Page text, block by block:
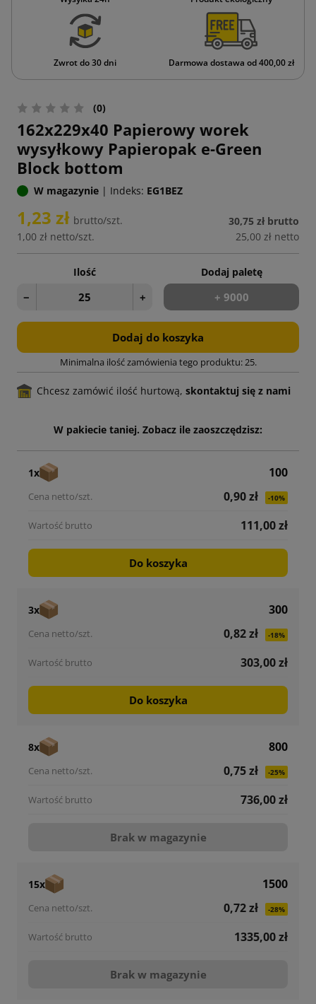
Zwrot do 30 dni Darmowa dostawa od 400,00 zł
(0)
162x229x40 Papierowy worek
wysyłkowy Papieropak e-Green
Block bottom
W magazynie | Indeks: EG1BEZ
1,23 zł brutto/szt.
1,00 zł netto/szt.
30,75 zł brutto
25,00 zł netto
Ilość
− +
Dodaj paletę
+ 9000
Dodaj do koszyka
Minimalna ilość zamówienia tego produktu: 25.
Chcesz zamówić ilość hurtową, skontaktuj się z nami
W pakiecie taniej. Zobacz ile zaoszczędzisz:
1x
100
0,90 zł
-10%
111,00 zł
Do koszyka
3x
300
0,82 zł
-18%
303,00 zł
Do koszyka
8x
800
0,75 zł
-25%
736,00 zł
Brak w magazynie
15x
1500
0,72 zł
-28%
1335,00 zł
Brak w magazynie